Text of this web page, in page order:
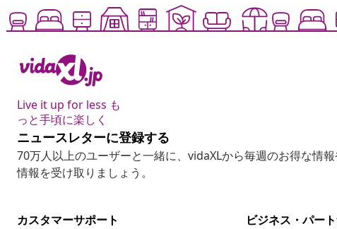
Live it up for less も
っと手頃に楽しく
ニュースレターに登録する
70万人以上のユーザーと一緒に、vidaXLから毎週のお得な情
情報を受け取りましょう。
カスタマーサポート
ビジネス・パー